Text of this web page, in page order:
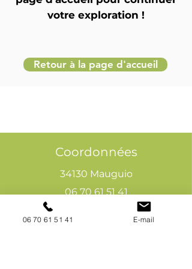
votre exploration !
Retour à la page d'accueil
Coordonnées
34130 Mauguio
06 70 61 51 41
cogivia@gmail.com
06 70 61 51 41 E-mail